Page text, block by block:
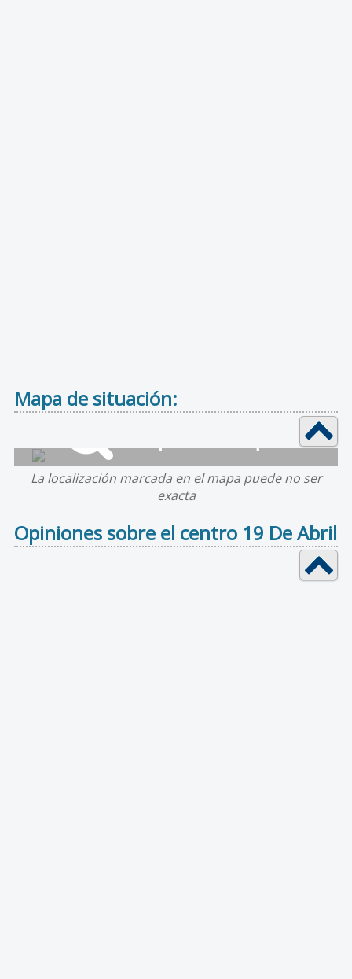
Mapa de situación:
La localización marcada en el mapa puede no ser
exacta
Opiniones sobre el centro 19 De Abril